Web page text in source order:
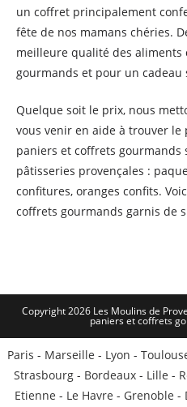
un coffret principalement
fête de nos mamans chéries.
meilleure qualité des
gourmands et pour un cadeau
Quelque soit le prix, nous
vous venir en aide à trouver
paniers et coffrets gourmands
pâtisseries provençales :
confitures, oranges confits.
coffrets gourmands garnis de
Copyright 2026 Les Moulins de
paniers et coffrets
Paris - Marseille - Lyon -
Strasbourg - Bordeaux - Lille -
Etienne - Le Havre - Grenoble -